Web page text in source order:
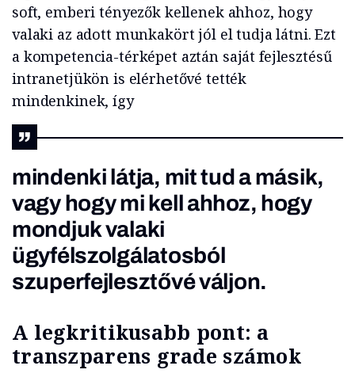
soft, emberi tényezők kellenek ahhoz, hogy
valaki az adott munkakört jól el tudja látni. Ezt
a kompetencia-térképet aztán saját fejlesztésű
intranetjükön is elérhetővé tették
mindenkinek, így
mindenki látja, mit tud a másik,
vagy hogy mi kell ahhoz, hogy
mondjuk valaki
ügyfélszolgálatosból
szuperfejlesztővé váljon.
A legkritikusabb pont: a
transzparens grade számok